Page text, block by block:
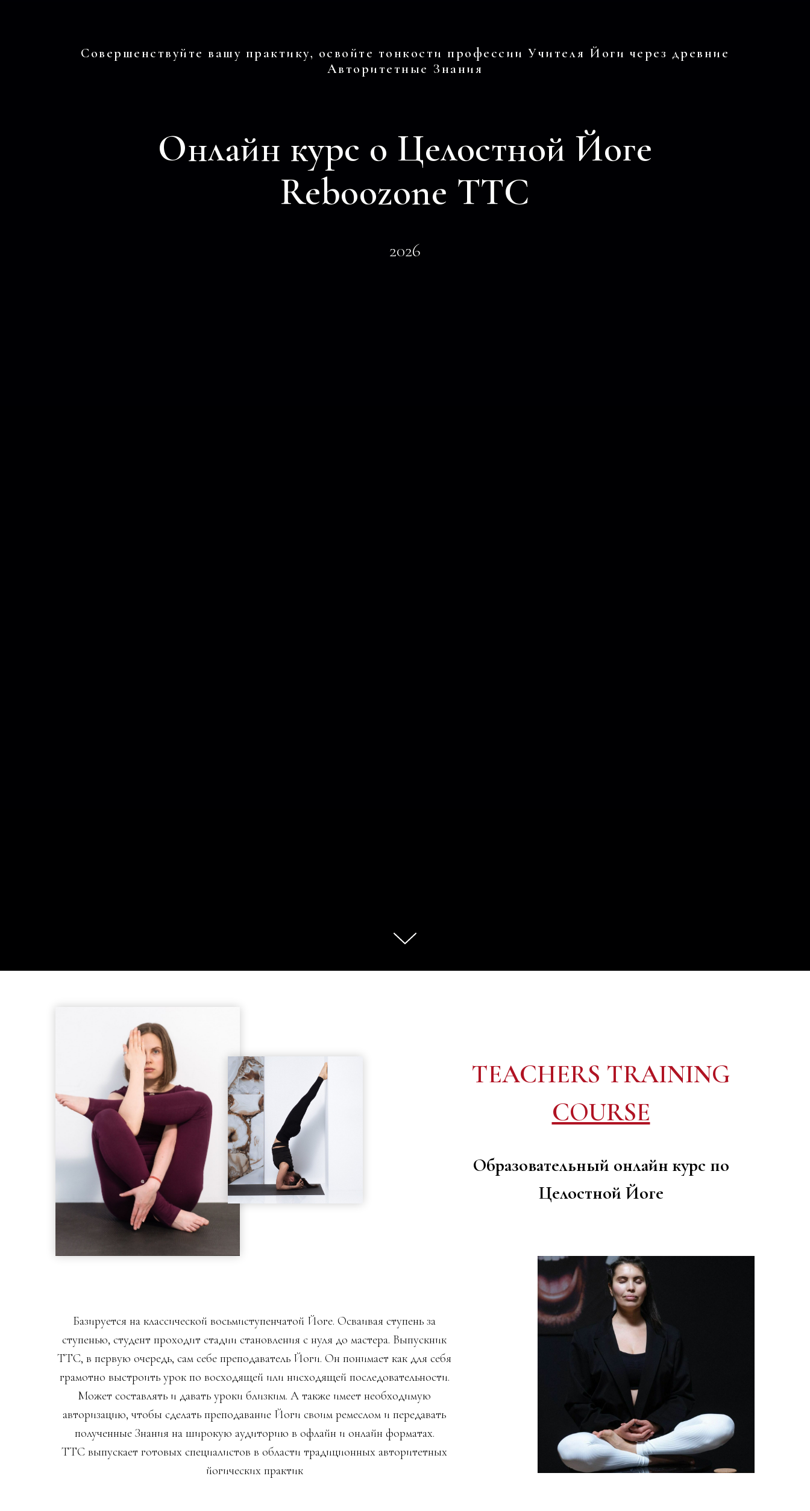
Совершенствуйте вашу практику, освойте тонкости профессии Учителя Йоги через древние
Авторитетные Знания
Онлайн курс о Целостной Йоге
Reboozone TTC
2026
TEACHERS TRAINING
COURSE
Образовательный онлайн курс по
Целостной Йоге
Базируется на классической восьмиступенчатой Йоге. Осваивая ступень за
ступенью, студент проходит стадии становления с нуля до мастера. Выпускник
ТТС, в первую очередь, сам себе преподаватель Йоги. Он понимает как для себя
грамотно выстроить урок по восходящей или нисходящей последовательности.
Может составлять и давать уроки близким. А также имеет необходимую
авторизацию, чтобы сделать преподавание Йоги своим ремеслом и передавать
полученные Знания на широкую аудиторию в офлайн и онлайн форматах.
ТТС выпускает готовых специалистов в области традиционных авторитетных
йогических практик